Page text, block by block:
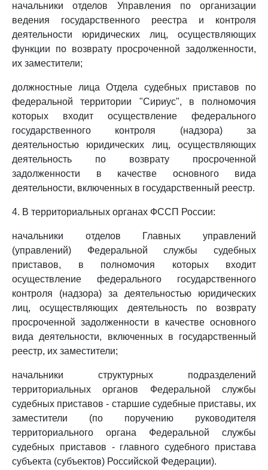
начальники отделов Управления по организации
ведения государственного реестра и контроля
деятельности юридических лиц, осуществляющих
функции по возврату просроченной задолженности,
их заместители;
должностные лица Отдела судебных приставов по
федеральной территории "Сириус", в полномочия
которых входит осуществление федерального
государственного контроля (надзора) за
деятельностью юридических лиц, осуществляющих
деятельность по возврату просроченной
задолженности в качестве основного вида
деятельности, включенных в государственный реестр.
4. В территориальных органах ФССП России:
начальники отделов Главных управлений
(управлений) Федеральной службы судебных
приставов, в полномочия которых входит
осуществление федерального государственного
контроля (надзора) за деятельностью юридических
лиц, осуществляющих деятельность по возврату
просроченной задолженности в качестве основного
вида деятельности, включенных в государственный
реестр, их заместители;
начальники структурных подразделений
территориальных органов Федеральной службы
судебных приставов - старшие судебные приставы, их
заместители (по поручению руководителя
территориального органа Федеральной службы
судебных приставов - главного судебного пристава
субъекта (субъектов) Российской Федерации).